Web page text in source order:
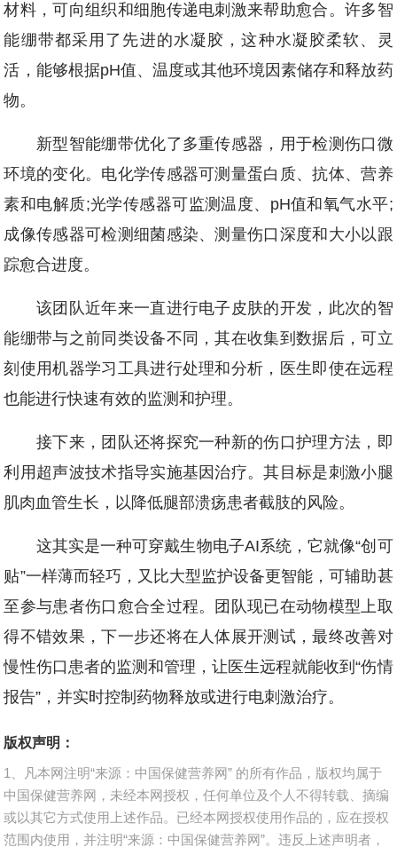
材料，可向组织和细胞传递电刺激来帮助愈合。许多智
能绷带都采用了先进的水凝胶，这种水凝胶柔软、灵
活，能够根据pH值、温度或其他环境因素储存和释放药
物。
新型智能绷带优化了多重传感器，用于检测伤口微
环境的变化。电化学传感器可测量蛋白质、抗体、营养
素和电解质;光学传感器可监测温度、pH值和氧气水平;
成像传感器可检测细菌感染、测量伤口深度和大小以跟
踪愈合进度。
该团队近年来一直进行电子皮肤的开发，此次的智
能绷带与之前同类设备不同，其在收集到数据后，可立
刻使用机器学习工具进行处理和分析，医生即使在远程
也能进行快速有效的监测和护理。
接下来，团队还将探究一种新的伤口护理方法，即
利用超声波技术指导实施基因治疗。其目标是刺激小腿
肌肉血管生长，以降低腿部溃疡患者截肢的风险。
这其实是一种可穿戴生物电子AI系统，它就像“创可
贴”一样薄而轻巧，又比大型监护设备更智能，可辅助甚
至参与患者伤口愈合全过程。团队现已在动物模型上取
得不错效果，下一步还将在人体展开测试，最终改善对
慢性伤口患者的监测和管理，让医生远程就能收到“伤情
报告”，并实时控制药物释放或进行电刺激治疗。
版权声明：
1、凡本网注明“来源：中国保健营养网” 的所有作品，版权均属于
中国保健营养网，未经本网授权，任何单位及个人不得转载、摘编
或以其它方式使用上述作品。已经本网授权使用作品的，应在授权
范围内使用，并注明“来源：中国保健营养网”。违反上述声明者，